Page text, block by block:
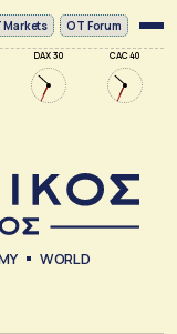
DAX 30 CAC 40
OT Forum
WORLD